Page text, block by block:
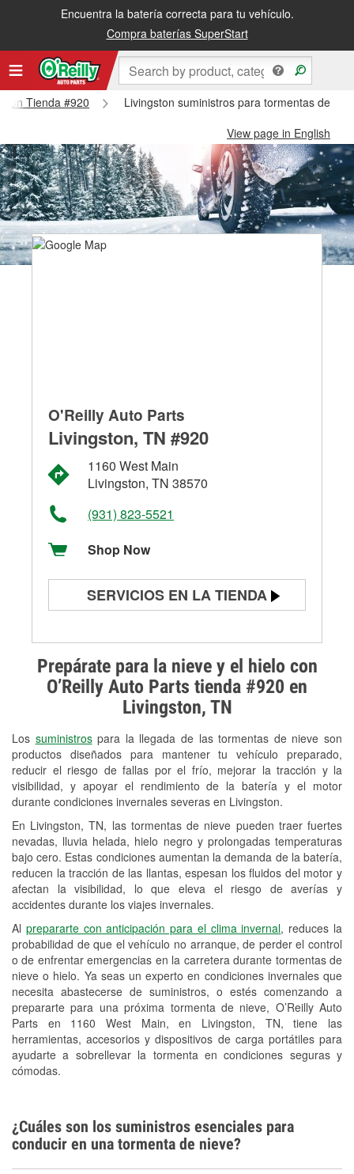
Encuentra la batería correcta para tu vehículo.
Compra baterías SuperStart
Tienda #920
Livingston suministros para tormentas de
View page in English
Prepárate para la nieve y el hielo con
O’Reilly Auto Parts tienda #920 en
Livingston, TN
Los suministrospara la llegada de las tormentas de nieve son
productos diseñados para mantener tu vehículo preparado,
reducir el riesgo de fallas por el frío, mejorar la tracción y la
visibilidad, y apoyar el rendimiento de la batería y el motor
durante condiciones invernales severas en Livingston.
En Livingston, TN, las tormentas de nieve pueden traer fuertes
nevadas, lluvia helada, hielo negro y prolongadas temperaturas
bajo cero. Estas condiciones aumentan la demanda de la batería,
reducen la tracción de las llantas, espesan los fluidos del motor y
afectan la visibilidad, lo que eleva el riesgo de averías y
accidentes durante los viajes invernales.
Al prepararte con anticipación para el clima invernal, reduces la
probabilidad de que el vehículo no arranque, de perder el control
o de enfrentar emergencias en la carretera durante tormentas de
nieve o hielo. Ya seas un experto en condiciones invernales que
necesita abastecerse de suministros, o estés comenzando a
prepararte para una próxima tormenta de nieve, O’Reilly Auto
Parts en 1160 West Main, en Livingston, TN, tiene las
herramientas, accesorios y dispositivos de carga portátiles para
ayudarte a sobrellevar la tormenta en condiciones seguras y
cómodas.
O'Reilly Auto Parts
Livingston, TN #920
1160 West Main
Livingston, TN 38570
(931) 823-5521
Shop Now
SERVICIOS EN LA TIENDA
Prueba de alternadores y
arrancadores
Revisión de la luz "Check Engine"
Reciclaje de baterías y aceite
Instalación de bombillas de faros
Instalación de limpiaparabrisas
Programa de Préstamo de
Herramientas
Mezcla de pinturas
Rectificación de tambores y discos de
freno
Snowstorm Supplies
Conoce más
¿Cuáles son los suministros esenciales para
conducir en una tormenta de nieve?